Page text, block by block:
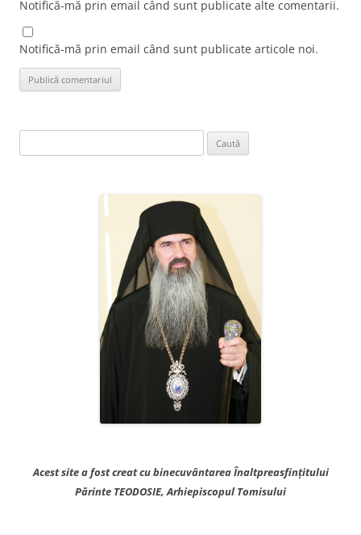
Notifică-mă prin email când sunt publicate alte comentarii.
Notifică-mă prin email când sunt publicate articole noi.
după:
Acest site a fost creat cu binecuvântarea Înaltpreasfințitului
Părinte TEODOSIE, Arhiepiscopul Tomisului